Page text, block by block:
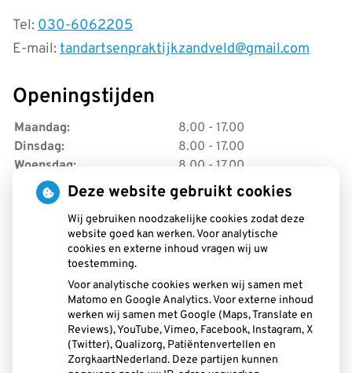
Tel:030-6062205
E-mail:tandartsenpraktijkzandveld@gmail.com
Openingstijden
Maandag:
8.00 - 17.00
Dinsdag:
8.00 - 17.00
Woensdag:
8.00 - 17.00
Donderdag:
8.00 - 17.00
Vrijdag:
Hoe gezond is je mond?
Deze website gebruikt cookies
Wij gebruiken noodzakelijke cookies zodat deze
website goed kan werken. Voor analytische
cookies en externe inhoud vragen wij uw
toestemming.
Voor analytische cookies werken wij samen met
Matomo en Google Analytics. Voor externe inhoud
werken wij samen met Google (Maps, Translate en
Reviews), YouTube, Vimeo, Facebook, Instagram, X
(Twitter), Qualizorg, Patiëntenvertellen en
ZorgkaartNederland. Deze partijen kunnen